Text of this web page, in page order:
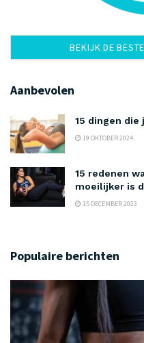
BEKIJK DE
Aanbevolen
15 dingen die
19 OKTOBER 2024
15 redenen
moeilijker is
15 DECEMBER 2023
Populaire berichten